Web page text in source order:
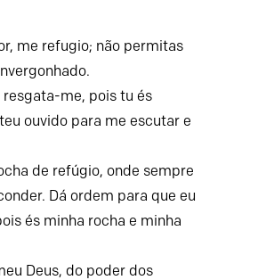
, me refugio; não permitas
resgata-me, pois tu és
ouvido para me escutar e
de refúgio, onde sempre
Dá ordem para que eu
és minha rocha e minha
Deus, do poder dos